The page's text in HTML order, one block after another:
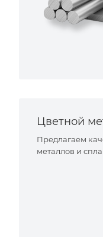
Цветной
Предлагаем
металлов и